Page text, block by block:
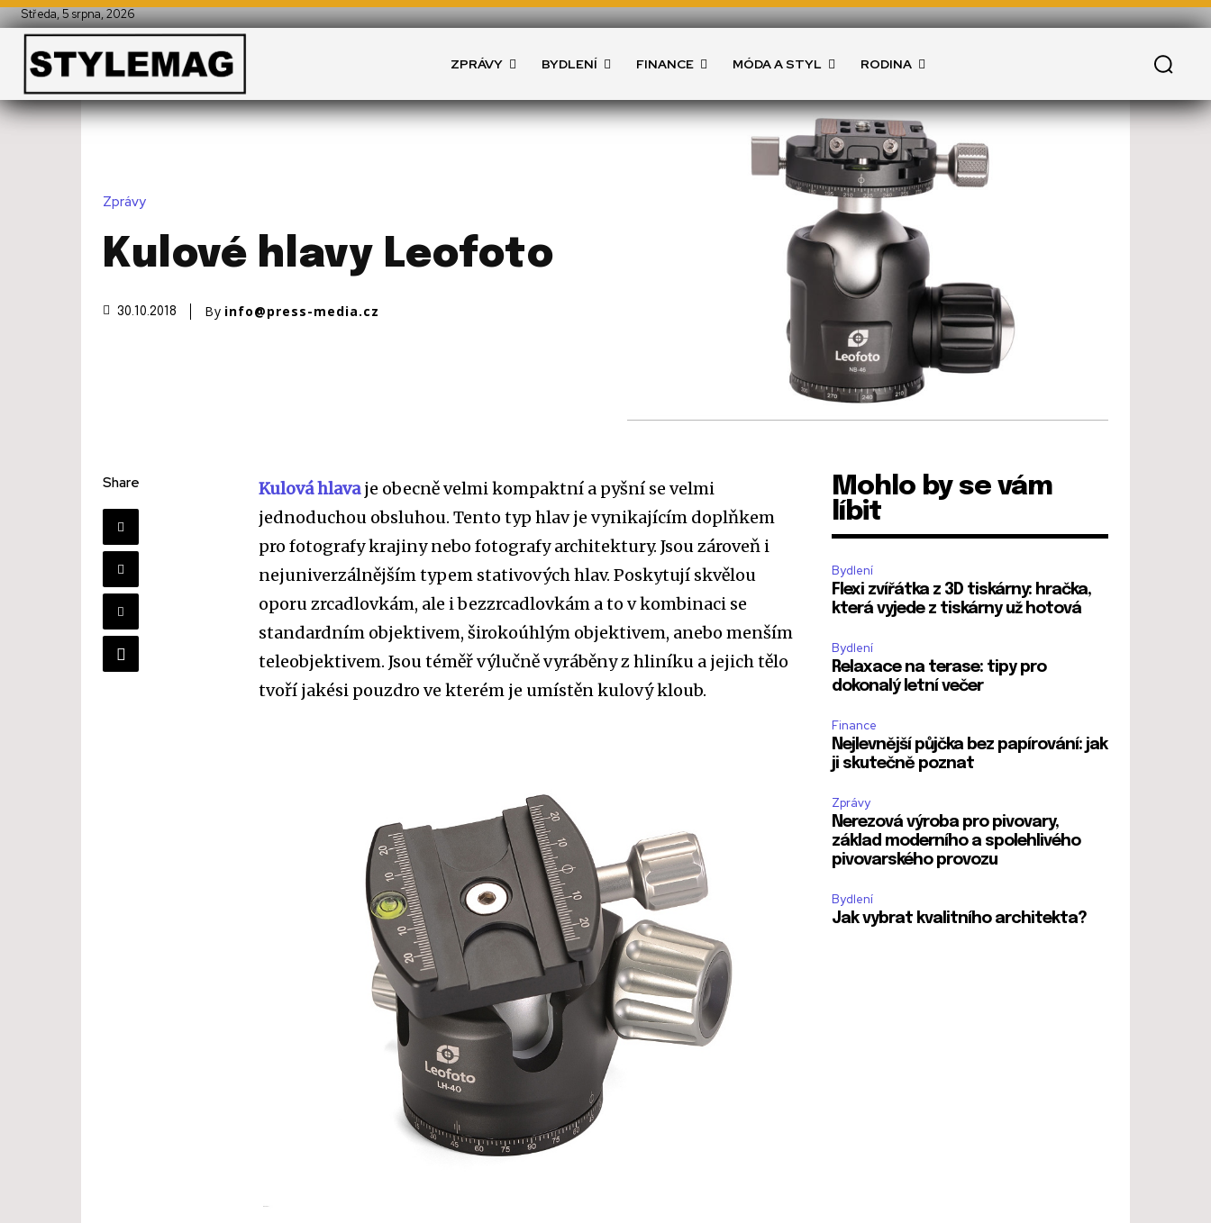
Středa, 5 srpna, 2026
ZPRÁVY BYDLENÍ FINANCE MÓDA A STYL RODINA
Zprávy
Kulové hlavy Leofoto
30.10.2018 By info@press-media.cz
Share Kulová hlava je obecně velmi kompaktní a pyšní se velmi
jednoduchou obsluhou. Tento typ hlav je vynikajícím doplňkem
pro fotografy krajiny nebo fotografy architektury. Jsou zároveň i
nejuniverzálnějším typem stativových hlav. Poskytují skvělou
oporu zrcadlovkám, ale i bezzrcadlovkám a to v kombinaci se
standardním objektivem, širokoúhlým objektivem, anebo menším
teleobjektivem. Jsou téměř výlučně vyráběny z hliníku a jejich tělo
tvoří jakési pouzdro ve kterém je umístěn kulový kloub.
Mohlo by se vám
líbit
Bydlení
Flexi zvířátka z 3D tiskárny: hračka,
která vyjede z tiskárny už hotová
Bydlení
Relaxace na terase: tipy pro
dokonalý letní večer
Finance
Nejlevnější půjčka bez papírování: jak
ji skutečně poznat
Zprávy
Nerezová výroba pro pivovary,
základ moderního a spolehlivého
pivovarského provozu
Bydlení
Jak vybrat kvalitního architekta?